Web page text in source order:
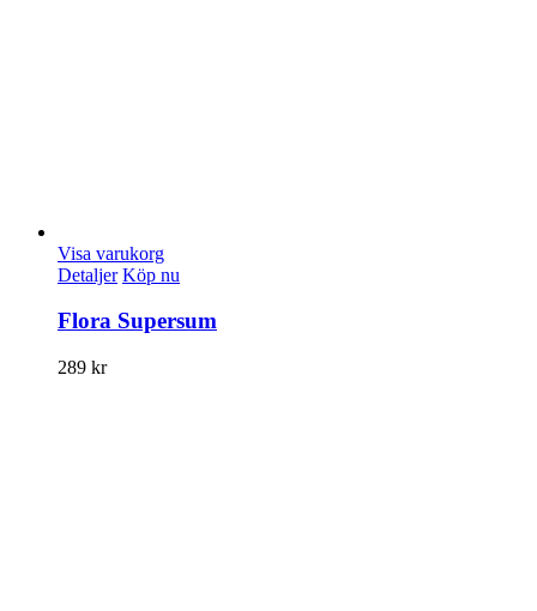
Visa varukorg
Detaljer Köp nu
Flora Supersum
289 kr